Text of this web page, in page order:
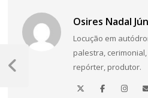
Osires Nadal
Locução em
palestra,
repórter, produtor.
Navegação
de
Post